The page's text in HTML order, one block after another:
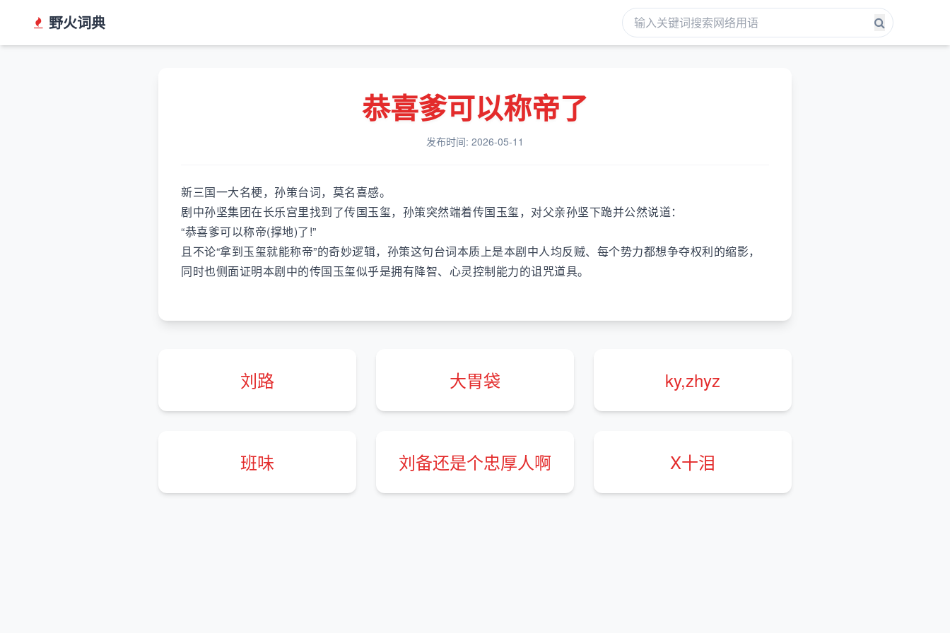
野火词典
恭喜爹可以称帝了
发布时间: 2026-05-11
新三国一大名梗，孙策台词，莫名喜感。
剧中孙坚集团在长乐宫里找到了传国玉玺，孙策突然端着传国玉玺，对父亲孙坚下跪并公然说道：
“恭喜爹可以称帝(撑地)了!”
且不论“拿到玉玺就能称帝”的奇妙逻辑，孙策这句台词本质上是本剧中人均反贼、每个势力都想争夺权利的缩影，
同时也侧面证明本剧中的传国玉玺似乎是拥有降智、心灵控制能力的诅咒道具。
刘路 大胃袋 ky,zhyz
班味 刘备还是个忠厚人啊 X十泪